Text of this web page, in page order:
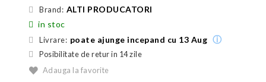
Brand: ALTI PRODUCATORI
in stoc
Livrare: poate ajunge incepand cu 13 Aug ⓘ
Posibilitate de retur in 14 zile
Adauga la favorite